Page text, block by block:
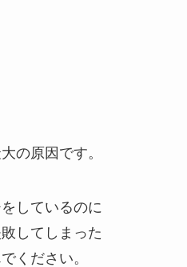
の原因です。
しているのに
してしまった
ください。